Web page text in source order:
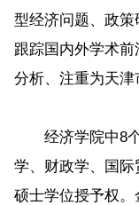
型经济问题、政
跟踪国内外学术
分析、注重为天津
经济学院中8个
学、财政学、国际
硕士学位授予权。